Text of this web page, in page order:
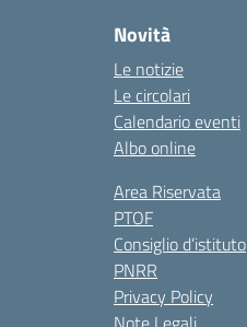
Novità
Le notizie
Le circolari
Calendario eventi
Albo online
Area Riservata
PTOF
Consiglio d’istituto
PNRR
Privacy Policy